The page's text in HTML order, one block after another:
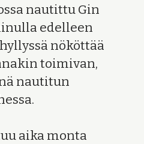
nautittu Gin
edelleen
nököttää
toimivan,
nautitun
aika monta